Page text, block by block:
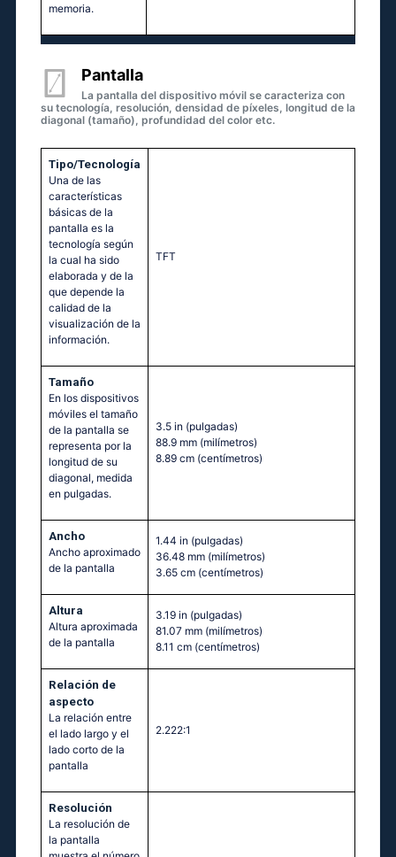
memoria.
Pantalla
La pantalla del dispositivo móvil se caracteriza con
su tecnología, resolución, densidad de píxeles, longitud de la
diagonal (tamaño), profundidad del color etc.
Tipo/Tecnología
Una de las
características
básicas de la
pantalla es la
tecnología según
la cual ha sido
elaborada y de la
que depende la
calidad de la
visualización de la
información.
TFT
Tamaño
En los dispositivos
móviles el tamaño
de la pantalla se
representa por la
longitud de su
diagonal, medida
en pulgadas.
3.5 in (pulgadas)
88.9 mm (milímetros)
8.89 cm (centímetros)
Ancho
Ancho aproximado
de la pantalla
1.44 in (pulgadas)
36.48 mm (milímetros)
3.65 cm (centímetros)
Altura
Altura aproximada
de la pantalla
3.19 in (pulgadas)
81.07 mm (milímetros)
8.11 cm (centímetros)
Relación de
aspecto
La relación entre
el lado largo y el
lado corto de la
pantalla
2.222:1
Resolución
La resolución de
la pantalla